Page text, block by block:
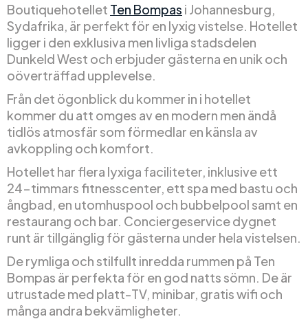
Boutiquehotellet Ten Bompas i Johannesburg,
Sydafrika, är perfekt för en lyxig vistelse. Hotellet
ligger i den exklusiva men livliga stadsdelen
Dunkeld West och erbjuder gästerna en unik och
oöverträffad upplevelse.
Från det ögonblick du kommer in i hotellet
kommer du att omges av en modern men ändå
tidlös atmosfär som förmedlar en känsla av
avkoppling och komfort.
Hotellet har flera lyxiga faciliteter, inklusive ett
24-timmars fitnesscenter, ett spa med bastu och
ångbad, en utomhuspool och bubbelpool samt en
restaurang och bar. Conciergeservice dygnet
runt är tillgänglig för gästerna under hela vistelsen.
De rymliga och stilfullt inredda rummen på Ten
Bompas är perfekta för en god natts sömn. De är
utrustade med platt-TV, minibar, gratis wifi och
många andra bekvämligheter.